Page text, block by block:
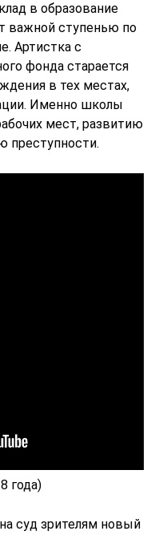
в образование
важной ступенью по
Артистка с
фонда старается
в тех местах,
Именно школы
мест, развитию
преступности.
года)
суд зрителям новый